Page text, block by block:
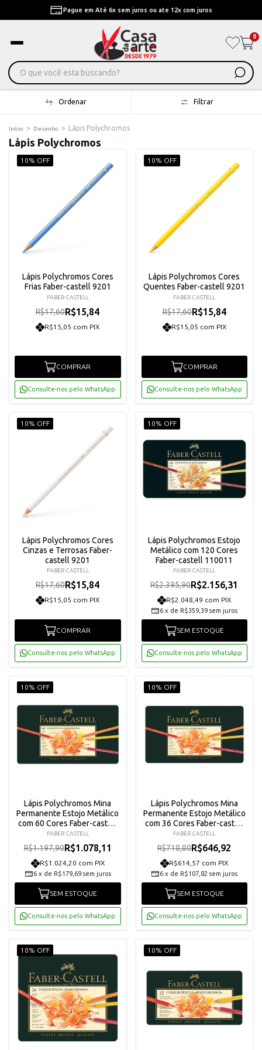
Pague em Até 6x sem juros ou ate 12x com juros
0
Ordenar Filtrar
Início > Desenho > Lápis Polychromos
Lápis Polychromos
10% OFF
Lápis Polychromos Cores
Frias Faber-castell 9201
FABER CASTELL
R$17,60R$15,84
R$15,05 com PIX
COMPRAR
Consulte-nos pelo WhatsApp
10% OFF
Lápis Polychromos Cores
Quentes Faber-castell 9201
FABER CASTELL
R$17,60R$15,84
R$15,05 com PIX
COMPRAR
Consulte-nos pelo WhatsApp
10% OFF
Lápis Polychromos Cores
Cinzas e Terrosas Faber-
castell 9201
FABER CASTELL
R$17,60R$15,84
R$15,05 com PIX
COMPRAR
Consulte-nos pelo WhatsApp
10% OFF
Lápis Polychromos Estojo
Metálico com 120 Cores
Faber-castell 110011
FABER CASTELL
R$2.395,90R$2.156,31
R$2.048,49 com PIX
6 x de R$359,39 sem juros
SEM ESTOQUE
Consulte-nos pelo WhatsApp
10% OFF
Lápis Polychromos Mina
Permanente Estojo Metálico
com 60 Cores Faber-castell
110060
FABER CASTELL
R$1.197,90R$1.078,11
R$1.024,20 com PIX
6 x de R$179,69 sem juros
SEM ESTOQUE
Consulte-nos pelo WhatsApp
10% OFF
Lápis Polychromos Mina
Permanente Estojo Metálico
com 36 Cores Faber-castell
110036
FABER CASTELL
R$718,80R$646,92
R$614,57 com PIX
6 x de R$107,82 sem juros
SEM ESTOQUE
Consulte-nos pelo WhatsApp
10% OFF 10% OFF